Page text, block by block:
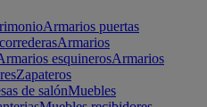
Armarios puertas
Armarios
esquinerosArmarios
Zapateros
de salónMuebles